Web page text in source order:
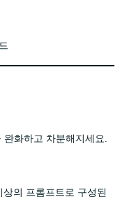
화하고 차분해지세요.
의 프롬프트로 구성된